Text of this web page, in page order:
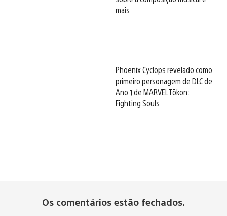
mais
Phoenix Cyclops revelado como
primeiro personagem de DLC de
Ano 1 de MARVEL Tōkon:
Fighting Souls
Os comentários estão fechados.